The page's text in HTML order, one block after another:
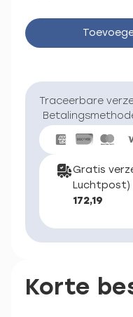
Traceerbare
Gratis
Luchtpost)
172,19
Korte